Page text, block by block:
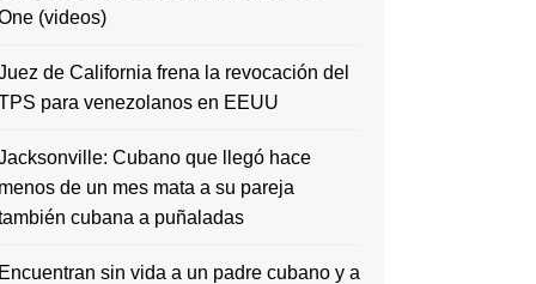
(videos)
de California frena la revocación del
para venezolanos en EEUU
Cubano que llegó hace
menos de un mes mata a su pareja
cubana a puñaladas
Encuentran sin vida a un padre cubano y a